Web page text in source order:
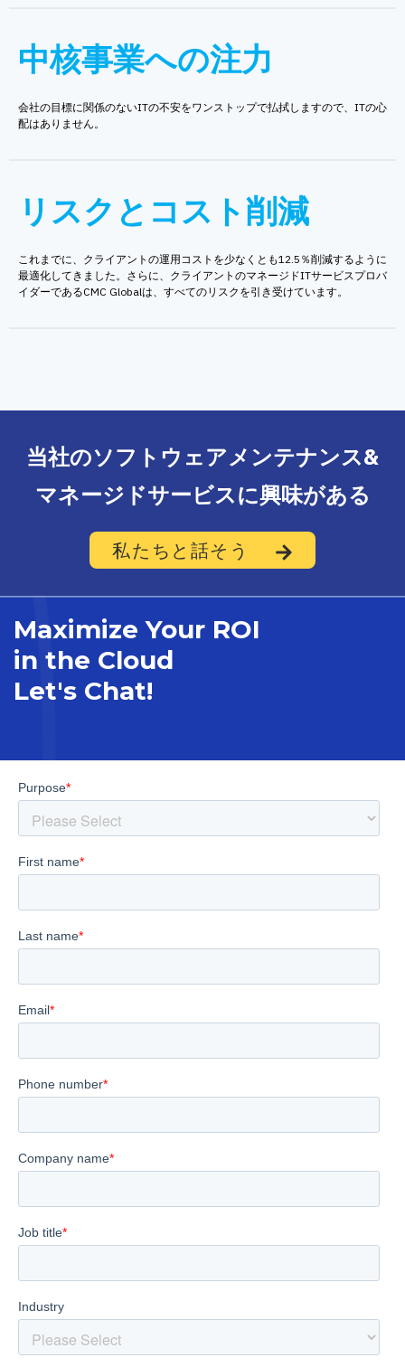
中核事業への注力
会社の目標に関係のないITの不安をワンストップで払拭しますので、ITの心
配はありません。
リスクとコスト削減
これまでに、クライアントの運用コストを少なくとも12.5％削減するように
最適化してきました。さらに、クライアントのマネージドITサービスプロバ
イダーであるCMC Globalは、すべてのリスクを引き受けています。
当社のソフトウェアメンテナンス&
マネージドサービスに興味がある
私たちと話そう
Maximize Your ROI
in the Cloud
Let's Chat!